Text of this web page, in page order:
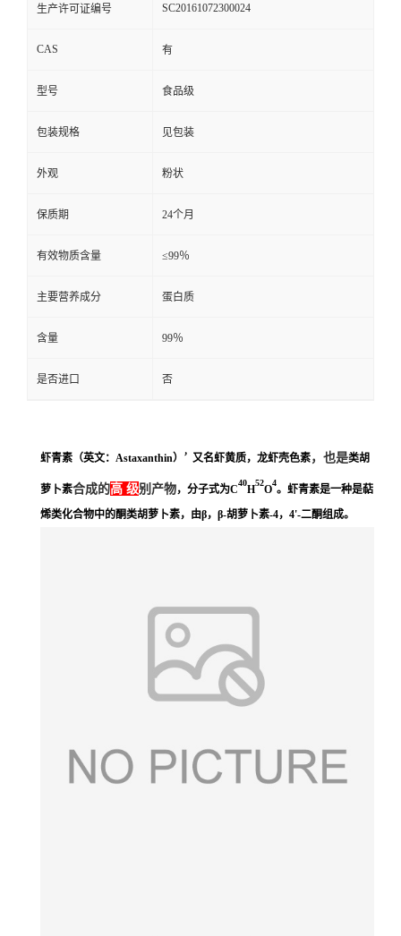
生产许可证编号 SC20161072300024
CAS 有
型号 食品级
包装规格 见包装
外观 粉状
保质期 24个月
有效物质含量 ≤99％
主要营养成分 蛋白质
含量 99％
是否进口 否
虾青素（英文：Astaxanthin）
，
又名虾黄质，龙虾壳色素，也是类胡
萝卜素合成的高 级别产物，分子式为C
40
H
52
O
4
。虾青素是一种是萜
烯类化合物中的酮类胡萝卜素，由β， β-胡萝卜素-4，4'-二酮组成。